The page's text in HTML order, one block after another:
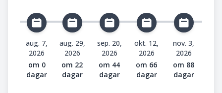
aug. 7,
2026
om 0
dagar
aug. 29,
2026
om 22
dagar
sep. 20,
2026
om 44
dagar
okt. 12,
2026
om 66
dagar
nov. 3,
2026
om 88
dagar